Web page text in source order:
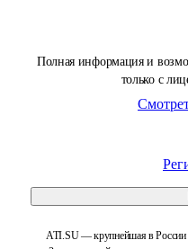
Полная информация и
только с
ATI.SU — крупнейшая в России